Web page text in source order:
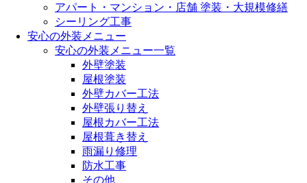
アパート・マンション・店舗 塗装・大規模修繕
シーリング工事
安心の外装メニュー
安心の外装メニュー一覧
外壁塗装
屋根塗装
外壁カバー工法
外壁張り替え
屋根カバー工法
屋根葺き替え
雨漏り修理
防水工事
その他